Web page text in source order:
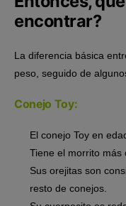
encontrar?
La diferencia básica
peso, seguido de
Conejo Toy:
El conejo Toy en
Tiene el morrito más
Sus orejitas son
resto de conejos.